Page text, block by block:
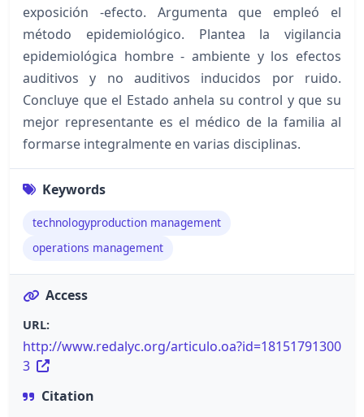
exposición -efecto. Argumenta que empleó el
método epidemiológico. Plantea la vigilancia
epidemiológica hombre - ambiente y los efectos
auditivos y no auditivos inducidos por ruido.
Concluye que el Estado anhela su control y que su
mejor representante es el médico de la familia al
formarse integralmente en varias disciplinas.
Keywords
technologyproduction management
operations management
Access
URL:
http://www.redalyc.org/articulo.oa?id=18151791300
3
Citation